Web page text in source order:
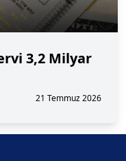
3,2 Milyar
21 Temmuz 2026